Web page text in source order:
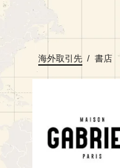
海外取引先 / 書店